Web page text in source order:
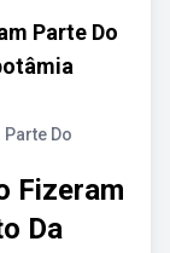
Parte Do
Do
Fizeram
Da